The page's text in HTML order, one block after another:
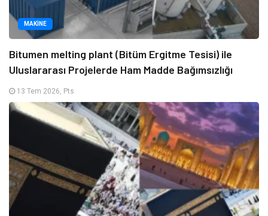
MAKINE
Bitumen melting plant (Bitüm Ergitme Tesisi) ile
Uluslararası Projelerde Ham Madde Bağımsızlığı
13 Tem 2026, Pts